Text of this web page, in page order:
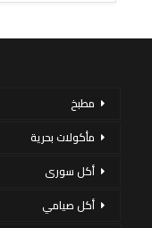
مطبخ
مأكولات بحرية
أكل سورى
أكل صيامي